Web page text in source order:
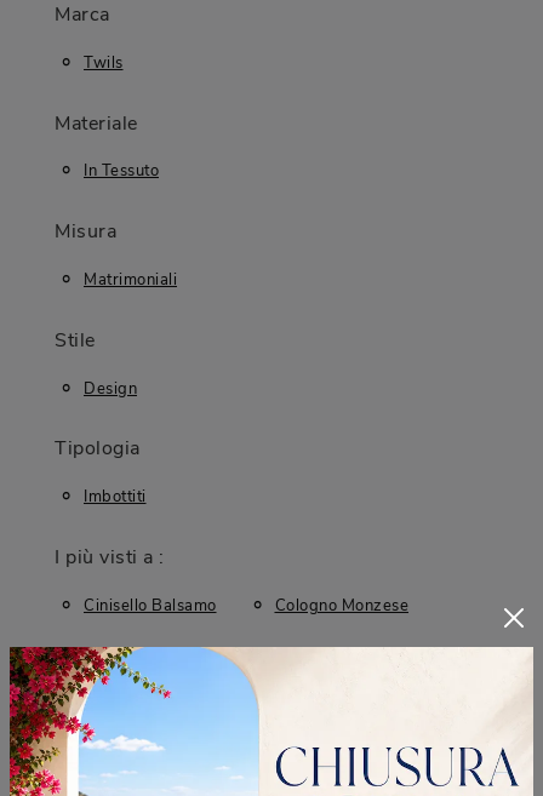
Marca
Twils
Materiale
In Tessuto
Misura
Matrimoniali
Stile
Design
Tipologia
Imbottiti
I più visti a :
Cinisello Balsamo Cologno Monzese
Desio Monza
CONTINUA A NAVIGARE